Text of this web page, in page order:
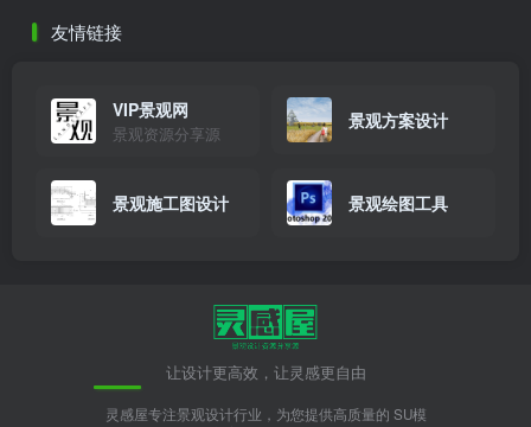
友情链接
VIP景观网
景观资源分享源
景观方案设计
景观施工图设计 景观绘图工具
让设计更高效，让灵感更自由
灵感屋专注景观设计行业，为您提供高质量的 SU模